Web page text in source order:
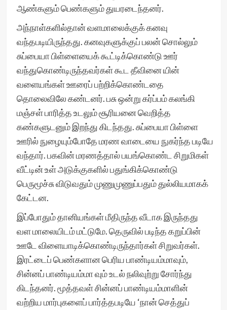
ஆண்களும் பெண்களும் துயரடைந்தனர்.
அந்நாள்களில்தான் வளமாலைக்குக் கனவு
வந்தபடியிருந்தது. கனவுகளுக்குப் பலன் சொல்லும்
சுப்பையா பிள்ளையைக் கூட்டிக்கொண்டு ஊர்
வந்துகொண்டிருந்தவர்கள் கூட தீவினை யின்
வளையங்கள் ஊரைப் பற்றிக்கொண்டதை
தொலைவிலே கண்டனர். பசு ஒன்று கர்ப்பம் கலங்கி
மஞ்சள் பாரித்த உடலும் சூரியனை வெறித்த
கண்களுடனும் இறந்து கிடந்தது. சுப்பையா பிள்ளை
ஊரில் நுழையும்போதே மரண வாடையை நுகர்ந்த படியே
வந்தார். பகவின் மரணத்தால் பயங்கொண்ட சிறுமிகள்
வீட்டின் உள் அடுக்குகளில் பதுங்கிக்கொண்டு
பெருமூச்சு விடுவதும் முணுமுணுப்பதும் துல்லியமாகக்
கேட்டன.
இப்போதும் தானியங்கள் மீதிருந்த வீடாக இருந்தது
வள மாலையிடம் மட்டுமே. தெருவில் படிந்த கறுப்பின்
ஊடே விளையாடிக்கொண்டிருந்தார்கள் சிறுவர்கள்.
இரட்டைப் பெண்களான பெரிய பாண்டியம்மாவும்,
சின்னப் பாண்டியம்மா வும் உடல் நலிவுற்று சோர்ந்து
கிடந்தனர். மூத்தவள் சின்னப் பாண்டியம்மாளின்
வற்றிய மார்புகளைப் பார்த்தபடியே ‘நான் செத்துப்